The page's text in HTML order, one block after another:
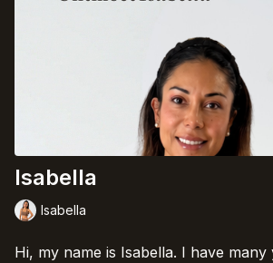
Isabella
Isabella
Hi, my name is Isabella. I have